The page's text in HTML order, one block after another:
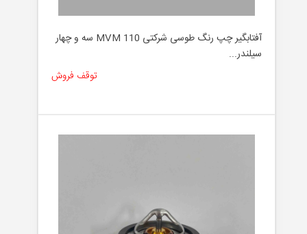
آفتابگیر چپ رنگ طوسی شرکتی MVM 110 سه و چهار
سیلندر...
توقف فروش